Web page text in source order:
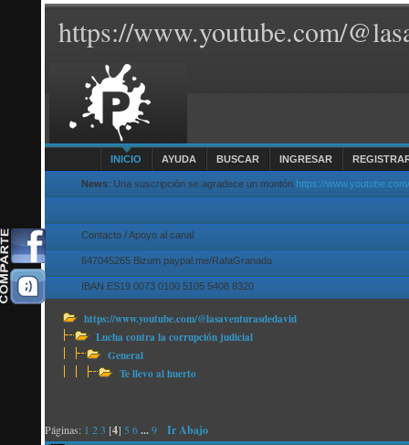
https://www.youtube.com/
INICIO AYUDA BUSCAR INGRESAR
News: Una suscripción se agradece un montón https://
Contacto / Apoyo al canal
647045265 Bizum paypal.me/RafaGranada
IBAN ES19 0073 0100 5105 5408 8320
https://www.youtube.com/@lasaventurasdedavid
Lucha contra la corrupción judicial
General
Te llevo al huerto
Páginas: 1 23 [4] 5 6...9 Ir Abajo